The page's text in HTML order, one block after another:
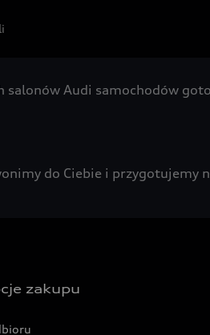
salonów Audi samochodów
do Ciebie i przygotujemy
zakupu